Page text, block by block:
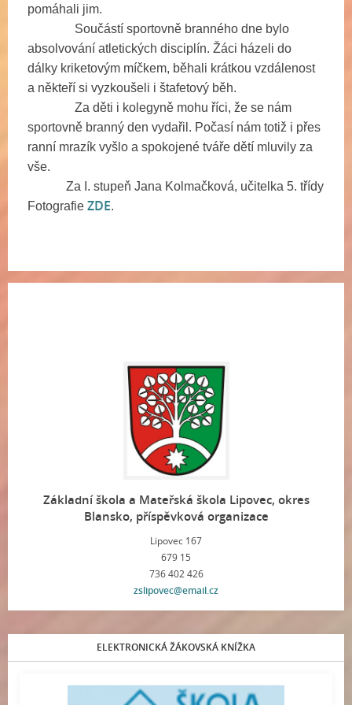
pomáhali jim.
Součástí sportovně branného dne bylo
absolvování atletických disciplín. Žáci házeli do
dálky kriketovým míčkem, běhali krátkou vzdálenost
a někteří si vyzkoušeli i štafetový běh.
Za děti i kolegyně mohu říci, že se nám
sportovně branný den vydařil. Počasí nám totiž i přes
ranní mrazík vyšlo a spokojené tváře dětí mluvily za
vše.
Za I. stupeň Jana Kolmačková, učitelka 5. třídy
Fotografie ZDE.
Základní škola a Mateřská škola Lipovec, okres
Blansko, příspěvková organizace
Lipovec 167
679 15
736 402 426
zslipovec@email.cz
ELEKTRONICKÁ ŽÁKOVSKÁ KNÍŽKA